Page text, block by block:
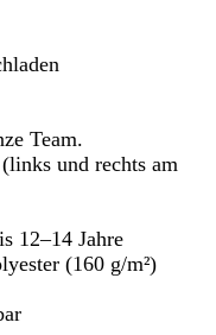
Schwenken.
Team.
und rechts am
12–14 Jahre
(160 g/m²)